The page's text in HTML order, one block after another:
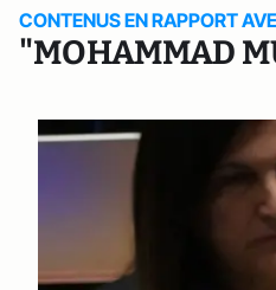
CONTENUS EN RAPPORT
"MOHAMMAD